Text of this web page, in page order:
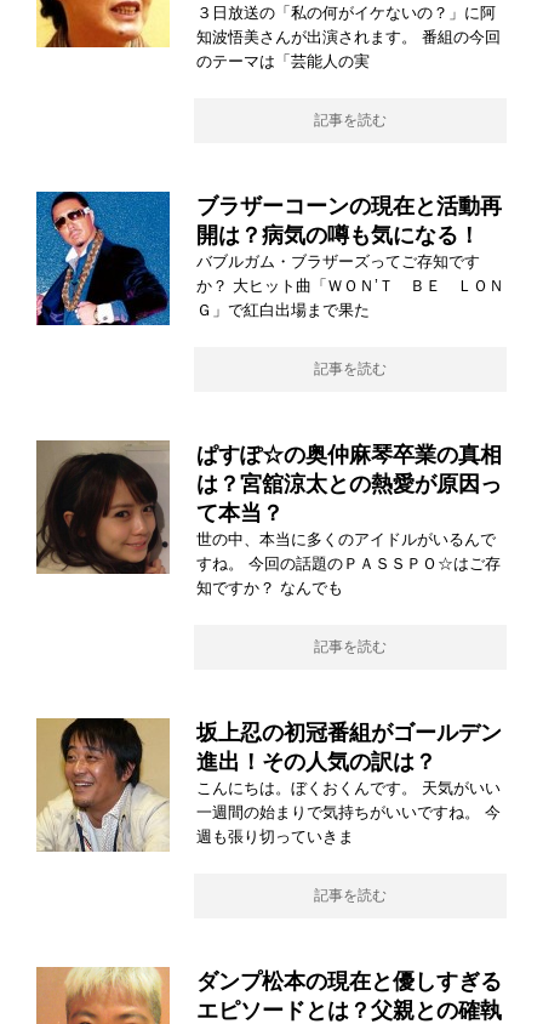
３日放送の「私の何がイケないの？」に阿
知波悟美さんが出演されます。 番組の今回
のテーマは「芸能人の実
記事を読む
ブラザーコーンの現在と活動再
開は？病気の噂も気になる！
バブルガム・ブラザーズってご存知です
か？ 大ヒット曲「ＷＯＮ’Ｔ ＢＥ ＬＯＮ
Ｇ」で紅白出場まで果た
記事を読む
ぱすぽ☆の奥仲麻琴卒業の真相
は？宮舘涼太との熱愛が原因っ
て本当？
世の中、本当に多くのアイドルがいるんで
すね。 今回の話題のＰＡＳＳＰＯ☆はご存
知ですか？ なんでも
記事を読む
坂上忍の初冠番組がゴールデン
進出！その人気の訳は？
こんにちは。ぼくおくんです。 天気がいい
一週間の始まりで気持ちがいいですね。 今
週も張り切っていきま
記事を読む
ダンプ松本の現在と優しすぎる
エピソードとは？父親との確執